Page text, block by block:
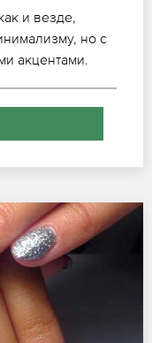
и везде,
но с
акцентами.